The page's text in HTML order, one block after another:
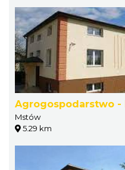
Agrogospodarstwo -
Mstów
5.29 km